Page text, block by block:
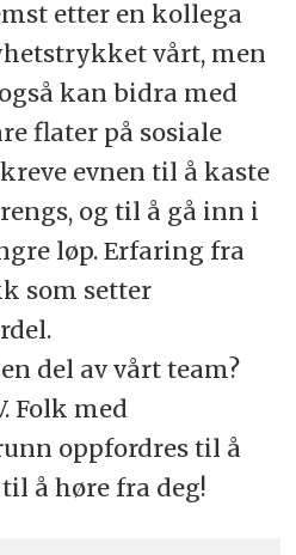
etter en kollega
vårt, men
kan bidra med
flater på sosiale
evnen til å kaste
og til å gå inn i
løp. Erfaring fra
som setter
del av vårt team?
Folk med
oppfordres til å
å høre fra deg!